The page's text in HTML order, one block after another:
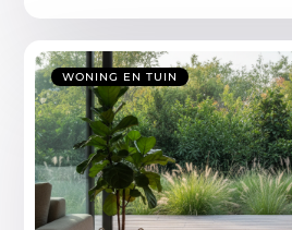
WONING EN TUIN